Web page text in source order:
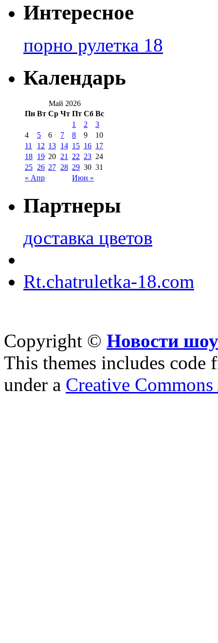
Интересное
порно рулетка 18
Календарь
Май 2026
Пн Вт Ср Чт Пт Сб Вс
« Апр Июн »
1 2
3
4
5 6 7 8 9
10
11
12 13 14 15 16 17
18 19 20 21 22 23 24
25 26 27 28 29 30 31
Партнеры
доставка цветов
Rt.chatruletka-18.com
Copyright © Новости
This themes includes code
under a Creative